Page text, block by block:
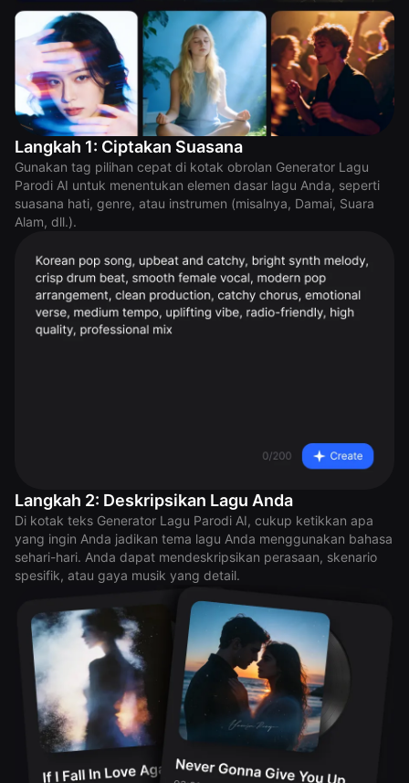
Langkah 1: Ciptakan Suasana
Gunakan tag pilihan cepat di kotak obrolan Generator Lagu
Parodi AI untuk menentukan elemen dasar lagu Anda, seperti
suasana hati, genre, atau instrumen (misalnya, Damai, Suara
Alam, dll.).
Langkah 2: Deskripsikan Lagu Anda
Di kotak teks Generator Lagu Parodi AI, cukup ketikkan apa
yang ingin Anda jadikan tema lagu Anda menggunakan bahasa
sehari-hari. Anda dapat mendeskripsikan perasaan, skenario
spesifik, atau gaya musik yang detail.